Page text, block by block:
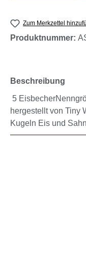
Zum Merkzettel
Produktnummer:
Beschreibung
5
hergestellt von Tiny
Kugeln Eis und